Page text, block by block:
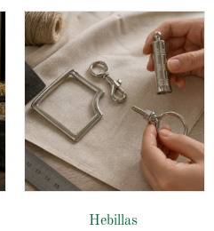
Hebillas